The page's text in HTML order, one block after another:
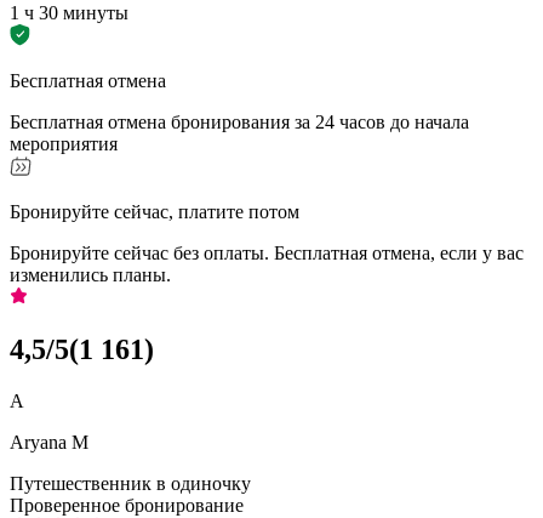
1 ч 30 минуты
Бесплатная отмена
Бесплатная отмена бронирования за 24 часов до начала
мероприятия
Бронируйте сейчас, платите потом
Бронируйте сейчас без оплаты. Бесплатная отмена, если у вас
изменились планы.
4,5/5(1 161)
A
Aryana M
Путешественник в одиночку
Проверенное бронирование